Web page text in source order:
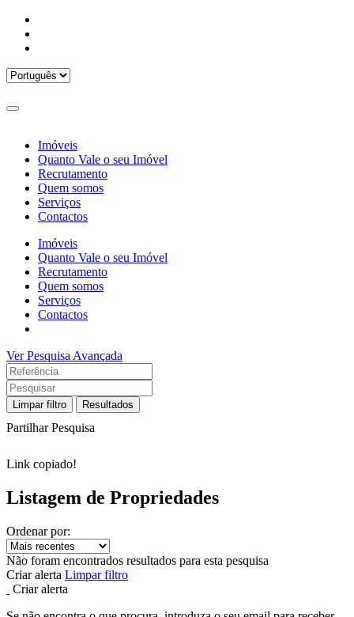
Imóveis
Quanto Vale o seu Imóvel
Recrutamento
Quem somos
Serviços
Contactos
Imóveis
Quanto Vale o seu Imóvel
Recrutamento
Quem somos
Serviços
Contactos
Ver Pesquisa Avançada
Limpar filtro Resultados
Partilhar Pesquisa
Link copiado!
Listagem de Propriedades
Ordenar por:
Não foram encontrados resultados para esta pesquisa
Criar alerta Limpar filtro
Criar alerta